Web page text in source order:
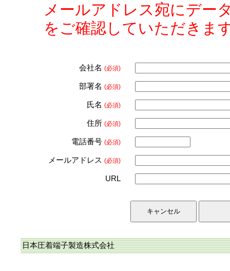
メールアドレス宛にデー
をご確認していただきま
会社名 (必須)
部署名 (必須)
氏名 (必須)
住所 (必須)
電話番号 (必須)
メールアドレス (必須)
URL
日本圧着端子製造株式会社